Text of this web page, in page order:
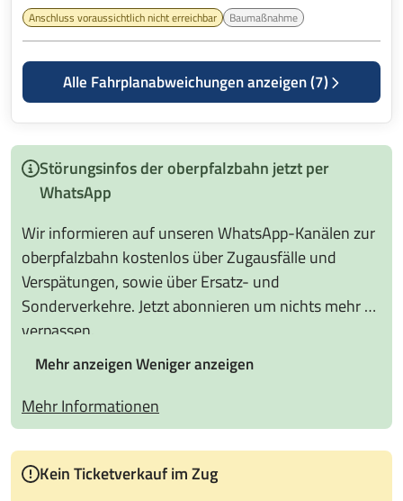
Anschluss voraussichtlich nicht erreichbar Baumaßnahme
Alle Fahrplanabweichungen anzeigen (7)
Störungsinfos der oberpfalzbahn jetzt per
WhatsApp
Wir informieren auf unseren WhatsApp-Kanälen zur
oberpfalzbahn kostenlos über Zugausfälle und
Verspätungen, sowie über Ersatz- und
Sonderverkehre. Jetzt abonnieren um nichts mehr zu
verpassen.
Mehr anzeigenWeniger anzeigen
Mehr Informationen
Kein Ticketverkauf im Zug